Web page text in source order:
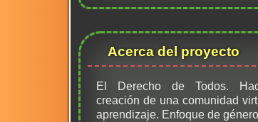
Acerca del proyecto
El Derecho de Todos.
creación de una comunidad
aprendizaje. Enfoque de género